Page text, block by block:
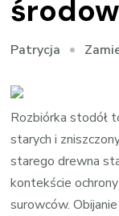
Patrycja
Rozbiórka stodół
starych i
starego drewna
kontekście
surowców.